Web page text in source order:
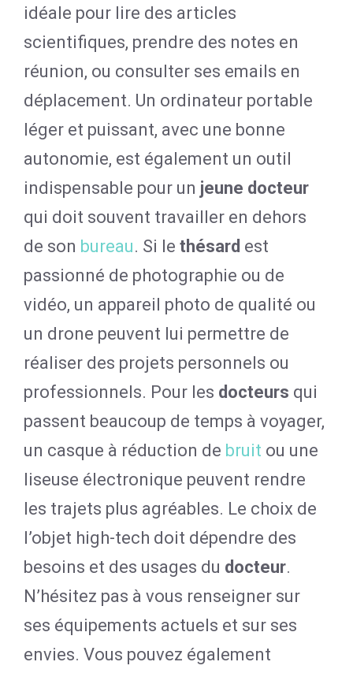
idéale pour lire des articles
scientifiques, prendre des notes en
réunion, ou consulter ses emails en
déplacement. Un ordinateur portable
léger et puissant, avec une bonne
autonomie, est également un outil
indispensable pour un jeune docteur
qui doit souvent travailler en dehors
de son bureau. Si le thésard est
passionné de photographie ou de
vidéo, un appareil photo de qualité ou
un drone peuvent lui permettre de
réaliser des projets personnels ou
professionnels. Pour les docteurs qui
passent beaucoup de temps à voyager,
un casque à réduction de bruit ou une
liseuse électronique peuvent rendre
les trajets plus agréables. Le choix de
l’objet high-tech doit dépendre des
besoins et des usages du docteur.
N’hésitez pas à vous renseigner sur
ses équipements actuels et sur ses
envies. Vous pouvez également